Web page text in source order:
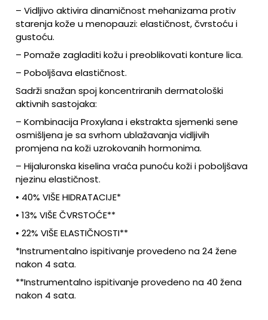
– Vidljivo aktivira dinamičnost mehanizama protiv
starenja kože u menopauzi: elastičnost, čvrstoću i
gustoću.
– Pomaže zagladiti kožu i preoblikovati konture lica.
– Poboljšava elastičnost.
Sadrži snažan spoj koncentriranih dermatološki
aktivnih sastojaka:
– Kombinacija Proxylana i ekstrakta sjemenki sene
osmišljena je sa svrhom ublažavanja vidljivih
promjena na koži uzrokovanih hormonima.
– Hijaluronska kiselina vraća punoću koži i poboljšava
njezinu elastičnost.
• 40% VIŠE HIDRATACIJE*
• 13% VIŠE ČVRSTOĆE**
• 22% VIŠE ELASTIČNOSTI**
*Instrumentalno ispitivanje provedeno na 24 žene
nakon 4 sata.
**Instrumentalno ispitivanje provedeno na 40 žena
nakon 4 sata.